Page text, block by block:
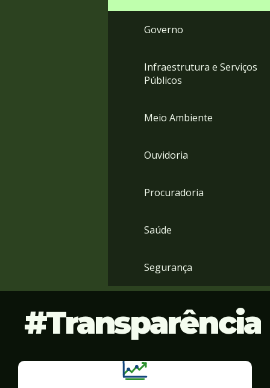
Governo
Infraestrutura e Serviços
Públicos
Meio Ambiente
Ouvidoria
Procuradoria
Saúde
Segurança
Transparência